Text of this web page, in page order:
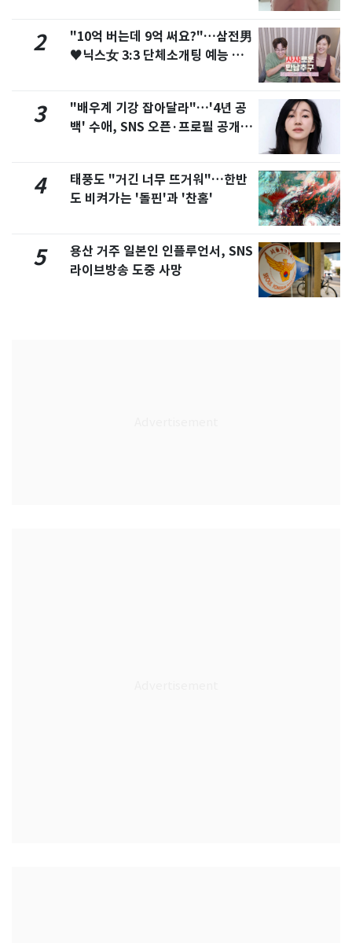
2
"10억 버는데 9억 써요?"…삼전男
♥닉스女 3:3 단체소개팅 예능 화
3
"배우계 기강 잡아달라"…'4년 공
백' 수애, SNS 오픈·프로필 공개
4
태풍도 "거긴 너무 뜨거워"…한반
도 비켜가는 '돌핀'과 '찬홈'
5
용산 거주 일본인 인플루언서, SNS
라이브방송 도중 사망